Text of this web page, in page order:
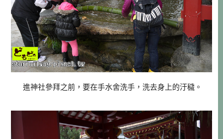
進神社參拜之前，要在手水舍洗手，洗去身上的汙穢。